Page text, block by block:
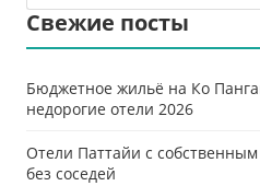
Свежие посты
Бюджетное жильё на Ко
недорогие отели 2026
Отели Паттайи с
без соседей